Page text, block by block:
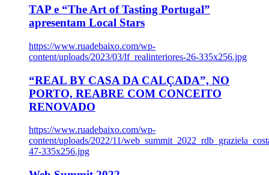
TAP e “The Art of Tasting Portugal”
apresentam Local Stars
https://www.ruadebaixo.com/wp-
content/uploads/2023/03/lf_realinteriores-26-335x256.jpg
“REAL BY CASA DA CALÇADA”, NO
PORTO, REABRE COM CONCEITO
RENOVADO
https://www.ruadebaixo.com/wp-
content/uploads/2022/11/
47-335x256.jpg